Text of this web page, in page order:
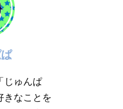
じゅんぱ
きなことを